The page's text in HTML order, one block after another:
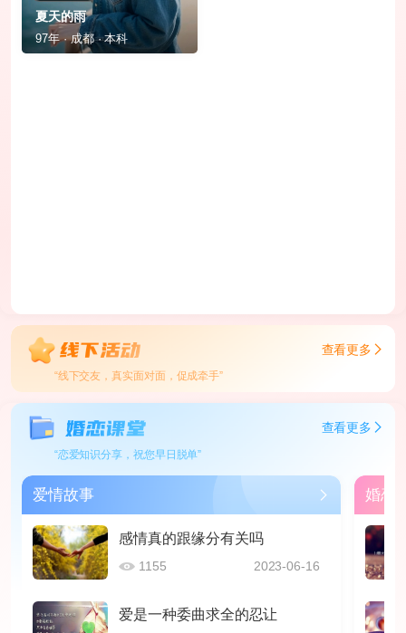
夏天的雨
97年 · 成都 · 本科
查看更多
“线下交友，真实面对面，促成牵手”
查看更多
“恋爱知识分享，祝您早日脱单”
爱情故事
感情真的跟缘分有关吗
1155 2023-06-16
爱是一种委曲求全的忍让
婚恋